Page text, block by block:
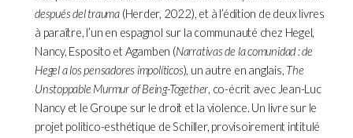
después del trauma (Herder, 2022), et à l’édition de deux livres
à paraître, l’un en espagnol sur la communauté chez Hegel,
Nancy, Esposito et Agamben (Narrativas de la comunidad : de
Hegel a los pensadores impolíticos), un autre en anglais, The
Unstoppable Murmur of Being-Together, co-écrit avec Jean-Luc
Nancy et le Groupe sur le droit et la violence. Un livre sur le
projet politico-esthétique de Schiller, provisoirement intitulé